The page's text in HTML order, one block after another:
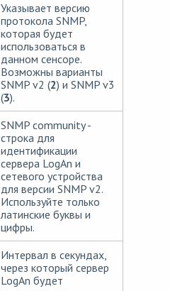
Указывает версию
протокола SNMP,
которая будет
использоваться в
данном сенсоре.
Возможны варианты
SNMP v2 (2) и SNMP v3
(3).
SNMP community -
строка для
идентификации
сервера LogAn и
сетевого устройства
для версии SNMP v2.
Используйте только
латинские буквы и
цифры.
Интервал в секундах,
через который сервер
LogAn будет